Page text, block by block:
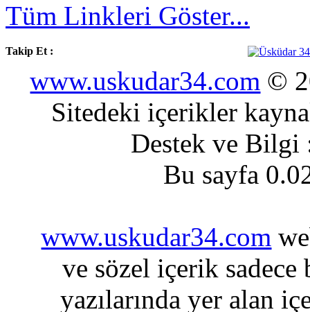
Tüm Linkleri Göster...
Takip Et :
www.uskudar34.com ©
Sitedeki içerikler
Destek ve
Bu sayfa
www.uskudar34.com
ve sözel içerik sadece
yazılarında yer alan